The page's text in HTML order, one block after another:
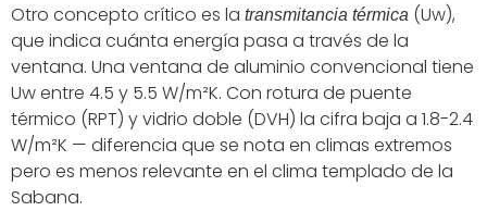
Otro concepto crítico es la transmitancia térmica (Uw),
que indica cuánta energía pasa a través de la
ventana. Una ventana de aluminio convencional tiene
Uw entre 4.5 y 5.5 W/m²K. Con rotura de puente
térmico (RPT) y vidrio doble (DVH) la cifra baja a 1.8-2.4
W/m²K — diferencia que se nota en climas extremos
pero es menos relevante en el clima templado de la
Sabana.